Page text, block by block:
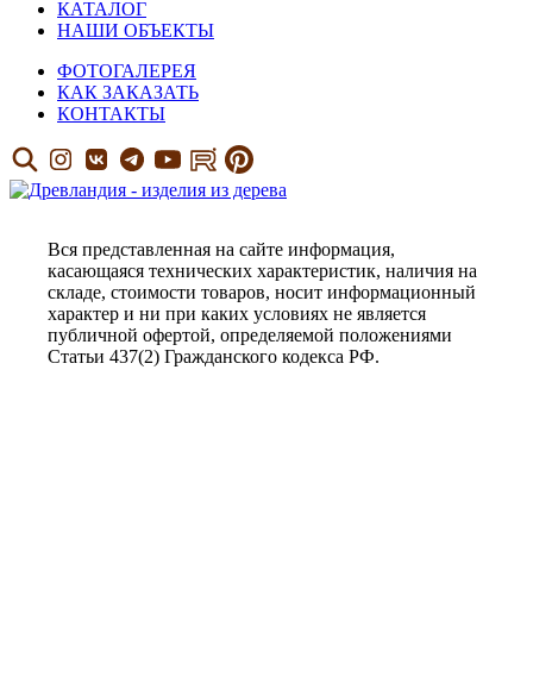
КАТАЛОГ
НАШИ ОБЪЕКТЫ
ФОТОГАЛЕРЕЯ
КАК ЗАКАЗАТЬ
КОНТАКТЫ
Вся представленная на сайте информация,
касающаяся технических характеристик, наличия на
складе, стоимости товаров, носит информационный
характер и ни при каких условиях не является
публичной офертой, определяемой положениями
Статьи 437(2) Гражданского кодекса РФ.